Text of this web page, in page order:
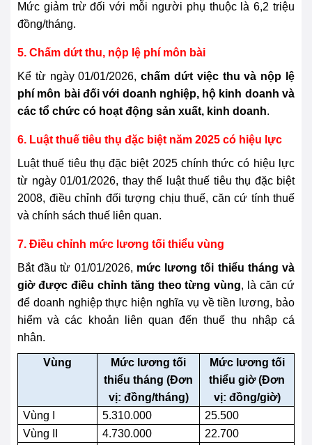
Mức giảm trừ đối với mỗi người phụ thuộc là 6,2 triệu
đồng/tháng.
5. Chấm dứt thu, nộp lệ phí môn bài
Kể từ ngày 01/01/2026,chấm dứt việc thu và nộp lệ
phí môn bài đối với doanh nghiệp, hộ kinh doanh và
các tổ chức có hoạt động sản xuất, kinh doanh.
6. Luật thuế tiêu thụ đặc biệt năm 2025 có hiệu lực
Luật thuế tiêu thụ đặc biệt 2025 chính thức có hiệu lực
từ ngày 01/01/2026, thay thế luật thuế tiêu thụ đặc biệt
2008, điều chỉnh đối tượng chịu thuế, căn cứ tính thuế
và chính sách thuế liên quan.
7. Điều chỉnh mức lương tối thiểu vùng
Bắt đầu từ 01/01/2026, mức lương tối thiểu tháng và
giờ được điều chỉnh tăng theo từng vùng, là căn cứ
để doanh nghiệp thực hiện nghĩa vụ về tiền lương, bảo
hiểm và các khoản liên quan đến thuế thu nhập cá
nhân.
Vùng
Mức lương tối
thiểu tháng (Đơn
vị: đồng/tháng)
Mức lương tối
thiểu giờ (Đơn
vị: đồng/giờ)
Vùng I
5.310.000
25.500
Vùng II
4.730.000
22.700